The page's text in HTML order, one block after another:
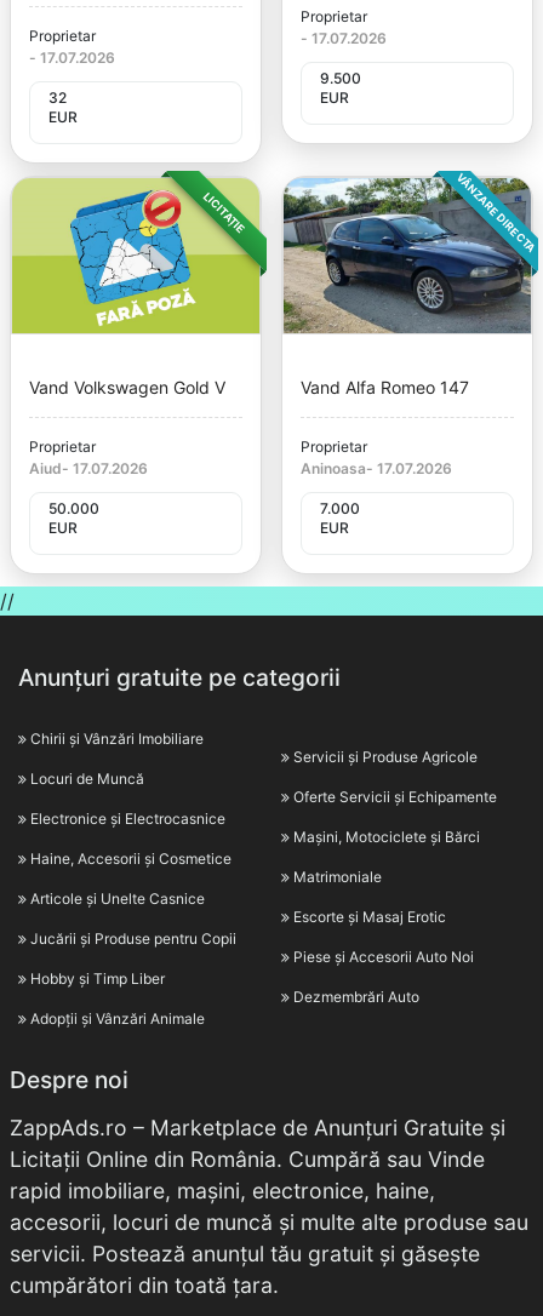
Proprietar
- 17.07.2026
32
EUR
Proprietar
- 17.07.2026
9.500
EUR
LICITAȚIE
Vand Volkswagen Gold V
Proprietar
Aiud- 17.07.2026
50.000
EUR
VÂNZARE DIRECTA
Vand Alfa Romeo 147
Proprietar
Aninoasa- 17.07.2026
7.000
EUR
//
Anunțuri gratuite pe categorii
Chirii și Vânzări Imobiliare
Locuri de Muncă
Electronice și Electrocasnice
Haine, Accesorii și Cosmetice
Articole și Unelte Casnice
Jucării și Produse pentru Copii
Hobby și Timp Liber
Adopții și Vânzări Animale
Servicii și Produse Agricole
Oferte Servicii și Echipamente
Mașini, Motociclete și Bărci
Matrimoniale
Escorte și Masaj Erotic
Piese și Accesorii Auto Noi
Dezmembrări Auto
Despre noi
ZappAds.ro – Marketplace de Anunțuri Gratuite și
Licitații Online din România. Cumpără sau Vinde
rapid imobiliare, mașini, electronice, haine,
accesorii, locuri de muncă și multe alte produse sau
servicii. Postează anunțul tău gratuit și găsește
cumpărători din toată țara.